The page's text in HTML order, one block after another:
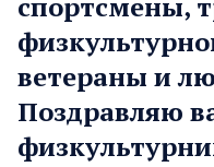
спортсмены,
ветераны и
Поздравляю